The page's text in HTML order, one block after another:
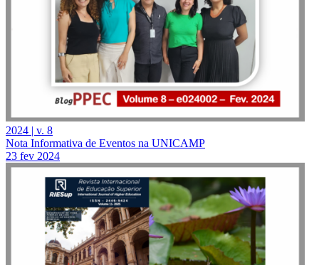
2024 | v. 8
Nota Informativa de Eventos na UNICAMP
23 fev 2024